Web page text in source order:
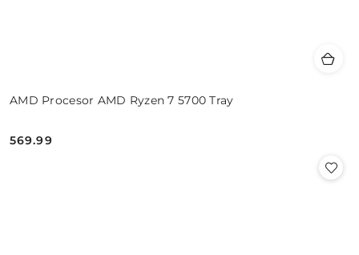
AMD Procesor AMD Ryzen 7 5700 Tray
Cena:
569.99